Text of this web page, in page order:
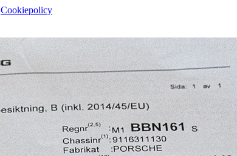
Cookiepolicy